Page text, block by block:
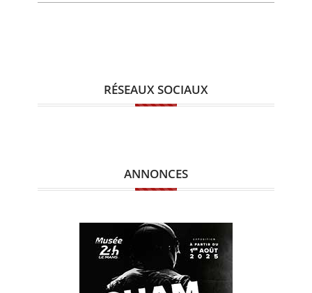
RÉSEAUX SOCIAUX
ANNONCES